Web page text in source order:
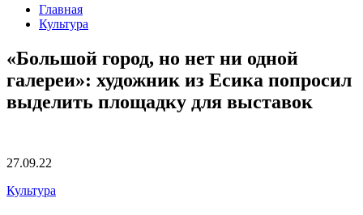
Главная
Культура
«Большой город, но нет ни одной
галереи»: художник из Есика попросил
выделить площадку для выставок
27.09.22
Культура